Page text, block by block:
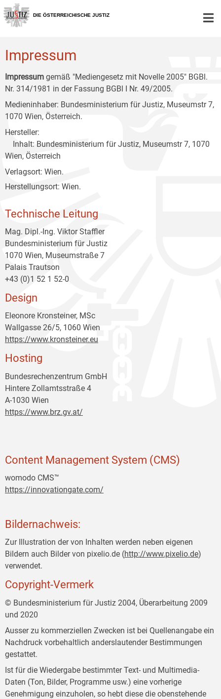
Zur
Hauptnavigation
[1]
Zum
Inhalt
[2]
Zum
Untermenü
[3]
DIE ÖSTERREICHISCHE JUSTIZ
Impressum
Impressum gemäß "Mediengesetz mit Novelle 2005" BGBl.
Nr. 314/1981 in der Fassung BGBl I Nr. 49/2005.
Medieninhaber: Bundesministerium für Justiz, Museumstr 7,
1070 Wien, Österreich.
Hersteller:
Inhalt: Bundesministerium für Justiz, Museumstr 7, 1070
Wien, Österreich
Verlagsort: Wien.
Herstellungsort: Wien.
Technische Leitung
Mag. Dipl.-Ing. Viktor Staffler
Bundesministerium für Justiz
1070 Wien, Museumstraße 7
Palais Trautson
+43 (0)1 52 1 52-0
Design
Eleonore Kronsteiner, MSc
Wallgasse 26/5, 1060 Wien
https://www.kronsteiner.eu
Hosting
Bundesrechenzentrum GmbH
Hintere Zollamtsstraße 4
A-1030 Wien
https://www.brz.gv.at/
Content Management System (CMS)
womodo CMS™
https://innovationgate.com/
Bildernachweis:
Zur Illustration der von Inhalten werden neben eigenen
Bildern auch Bilder von pixelio.de (http://www.pixelio.de)
verwendet.
Copyright-Vermerk
© Bundesministerium für Justiz 2004, Überarbeitung 2009
und 2020
Ausser zu kommerziellen Zwecken ist bei Quellenangabe ein
Nachdruck vorbehaltlich anderslautender Bestimmungen
gestattet.
Ist für die Wiedergabe bestimmter Text- und Multimedia-
Daten (Ton, Bilder, Programme usw.) eine vorherige
Genehmigung einzuholen, so hebt diese die obenstehende